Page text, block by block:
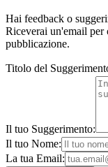
Hai feedback o
Riceverai un'email per
pubblicazione.
Titolo del
Il tuo Suggerimento:
Il tuo Nome:
La tua Email: